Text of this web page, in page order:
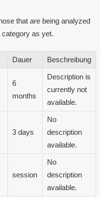
that are being analyzed
as yet.
Dauer Beschreibung
6
months
Description is
currently not
available.
3 days
No
description
available.
session
No
description
available.